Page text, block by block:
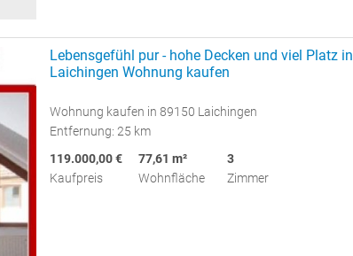
Lebensgefühl pur - hohe Decken und viel Platz in
Laichingen Wohnung kaufen
Wohnung kaufen in 89150 Laichingen
Entfernung: 25 km
119.000,00 €
Kaufpreis
77,61 m²
Wohnfläche
3
Zimmer